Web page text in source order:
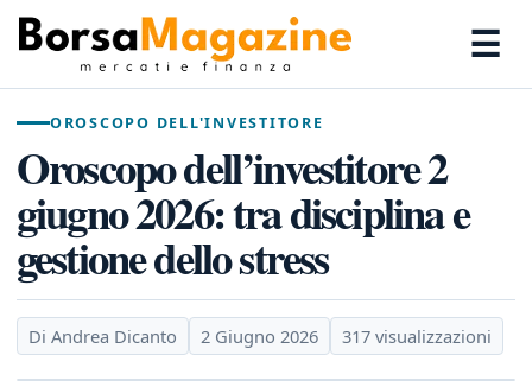
☰
OROSCOPO DELL'INVESTITORE
Oroscopo dell’investitore 2
giugno 2026: tra disciplina e
gestione dello stress
Di Andrea Dicanto 2 Giugno 2026 317 visualizzazioni